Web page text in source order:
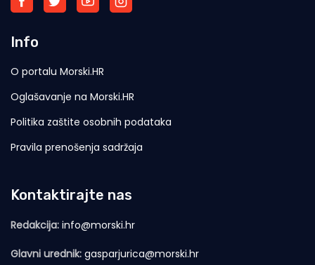
Info
O portalu Morski.HR
Oglašavanje na Morski.HR
Politika zaštite osobnih podataka
Pravila prenošenja sadržaja
Kontaktirajte nas
Redakcija: info@morski.hr
Glavni urednik: gasparjurica@morski.hr